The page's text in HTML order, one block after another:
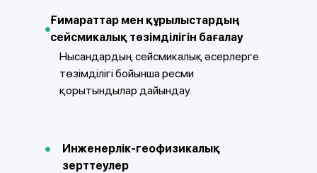
Инженерлік-геофизикалық
зерттеулер
Ғимараттар мен құрылыстардың
сейсмикалық төзімділігін бағалау
Нысандардың сейсмикалық әсерлерге
төзімділігі бойынша ресми
қорытындылар дайындау.